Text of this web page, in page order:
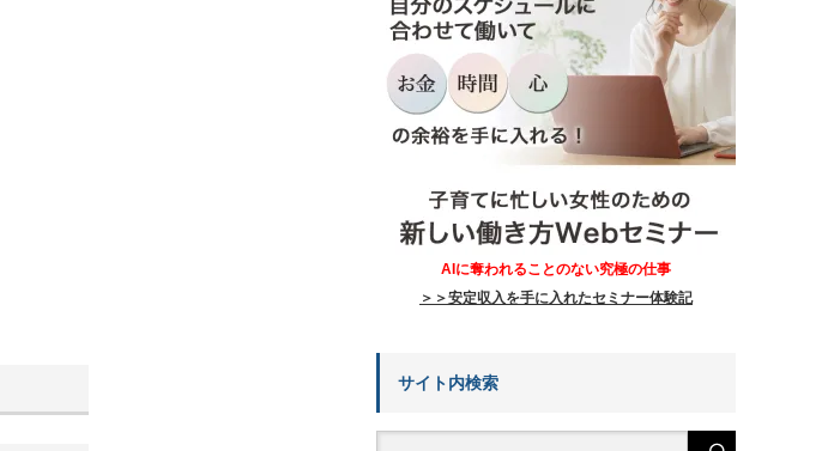
AIに奪われることのない究極の仕事
＞＞安定収入を手に入れたセミナー体験記
サイト内検索